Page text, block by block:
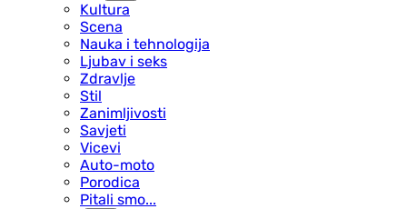
Kultura
Scena
Nauka i tehnologija
Ljubav i seks
Zdravlje
Stil
Zanimljivosti
Savjeti
Vicevi
Auto-moto
Porodica
Pitali smo...